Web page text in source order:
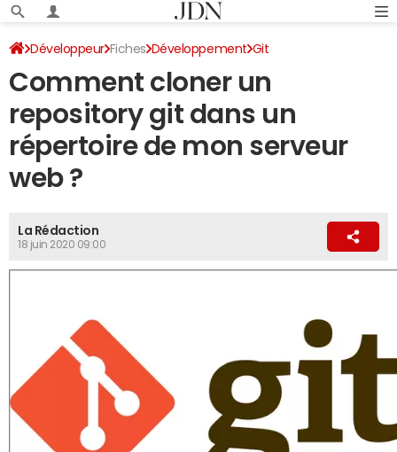
Développeur Fiches Développement Git
Comment cloner un
repository git dans un
répertoire de mon serveur
web ?
La Rédaction
18 juin 2020 09:00